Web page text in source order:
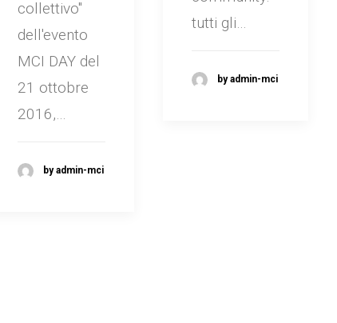
collettivo"
dell'evento
MCI DAY del
21 ottobre
2016,…
by admin-mci
tutti gli…
by admin-mci